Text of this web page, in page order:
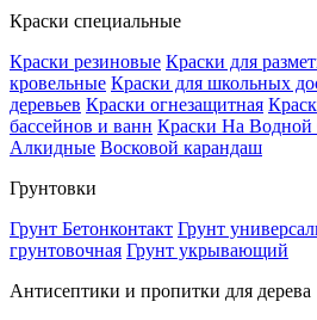
Краски специальные
Краски резиновые Краски для
кровельные Краски для школьных
деревьев Краски огнезащитная
бассейнов и ванн Краски На Водной
Алкидные Восковой карандаш
Грунтовки
Грунт Бетонконтакт Грунт
грунтовочная Грунт укрывающий
Антисептики и пропитки для дерева